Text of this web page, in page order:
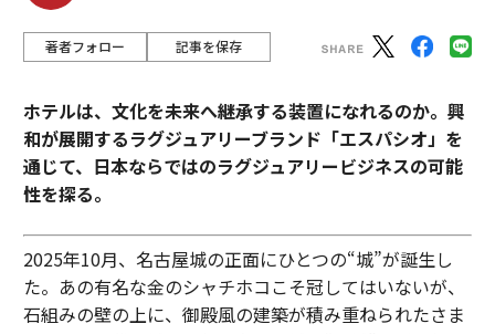
著者フォロー 記事を保存
ホテルは、文化を未来へ継承する装置になれるのか。興
和が展開するラグジュアリーブランド「エスパシオ」を
通じて、日本ならではのラグジュアリービジネスの可能
性を探る。
2025年10月、名古屋城の正面にひとつの“城”が誕生し
た。あの有名な金のシャチホコこそ冠してはいないが、
石組みの壁の上に、御殿風の建築が積み重ねられたさま